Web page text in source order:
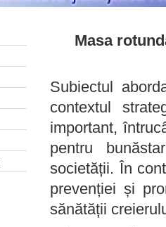
Masa
Subiectul
contextul
important,
pentru
societății. În
prevenției și
sănătății